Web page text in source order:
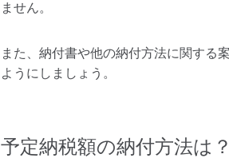
ません。
また、納付書や他の納付方法に関する
ようにしましょう。
予定納税額の納付方法は？